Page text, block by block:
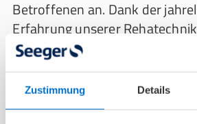
Zustimmung Details
Betroffenen an. Dank der
Erfahrung unserer
auch Sonderanfertigungen
herstellen.